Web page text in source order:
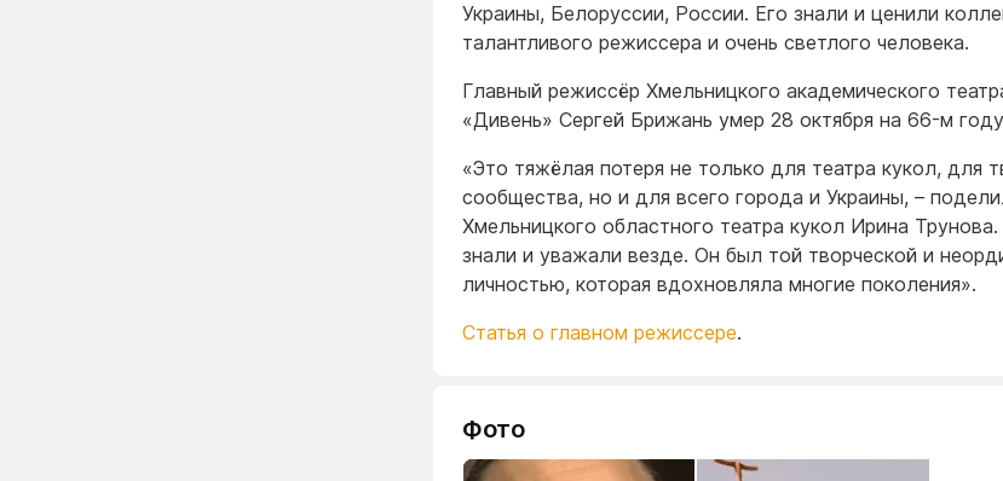
Украины, Белоруссии, России. Его знали и ценили
талантливого режиссера и очень светлого человека.
Главный режиссёр Хмельницкого академического
«Дивень» Сергей Брижань умер 28 октября на 66-м
«Это тяжёлая потеря не только для театра кукол, для
сообщества, но и для всего города и Украины, –
Хмельницкого областного театра кукол Ирина Трунова.
знали и уважали везде. Он был той творческой и
личностью, которая вдохновляла многие поколения».
Статья о главном режиссере.
Фото